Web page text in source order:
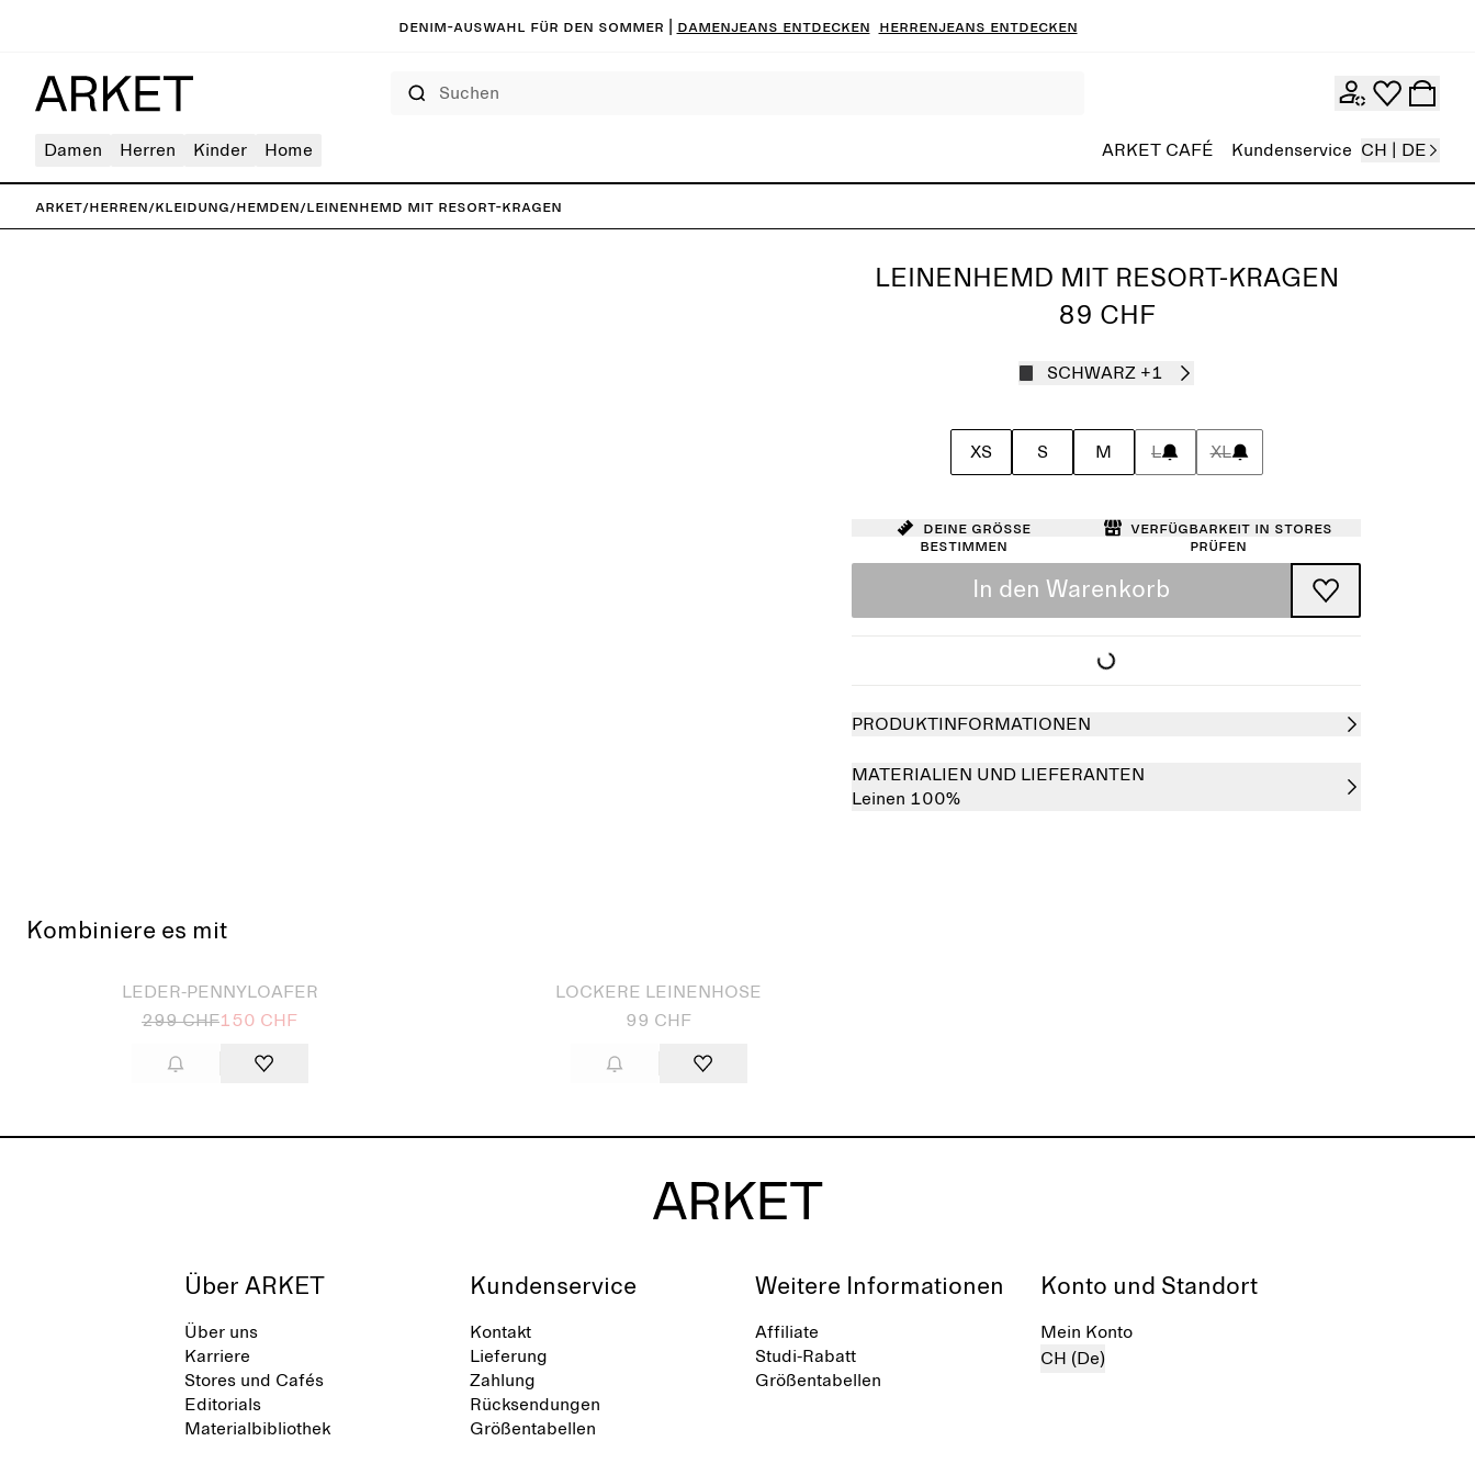
Denim-Auswahl für den Sommer | Damenjeans entdecken Herrenjeans entdecken
Damen Herren Kinder Home ARKET CAFÉ Kundenservice CH | DE
ARKET/Herren/Kleidung/Hemden/Leinenhemd mit Resort-Kragen
LEINENHEMD MIT RESORT-KRAGEN
89 CHF
SCHWARZ +1
XS S M L XL
Deine Größe
bestimmen
Verfügbarkeit in Stores
prüfen
In den Warenkorb
PRODUKTINFORMATIONEN
MATERIALIEN UND LIEFERANTEN
Leinen 100%
Kombiniere es mit
Ausverkauft
LEDER-PENNYLOAFER
299 CHF150 CHF
LOCKERE LEINENHOSE
99 CHF
Über ARKET
Über uns
Karriere
Stores und Cafés
Editorials
Materialbibliothek
Kundenservice
Kontakt
Lieferung
Zahlung
Rücksendungen
Größentabellen
Weitere Informationen
Affiliate
Studi-Rabatt
Größentabellen
Konto und Standort
Mein Konto
CH (De)